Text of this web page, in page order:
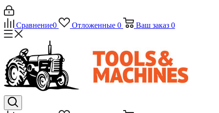
Сравнение0 Отложенные 0 Ваш заказ 0